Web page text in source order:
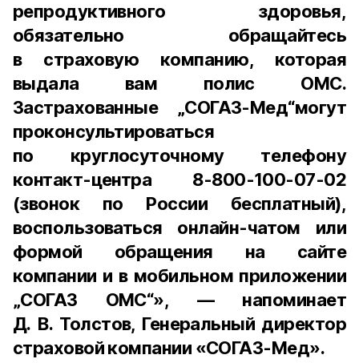
репродуктивного здоровья,
обязательно обращайтесь
в страховую компанию, которая
выдала вам полис ОМС.
Застрахованные „СОГАЗ-Мед“могут
проконсультироваться
по круглосуточному телефону
контакт-центра 8-800-100-07-02
(звонок по России бесплатный),
воспользоваться онлайн-чатом или
формой обращения на сайте
компании и в мобильном приложении
„СОГАЗ ОМС“», — напоминает
Д. В. Толстов, Генеральный директор
страховой компании «СОГАЗ-Мед».